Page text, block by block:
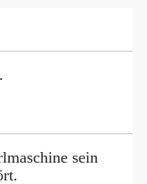
sein